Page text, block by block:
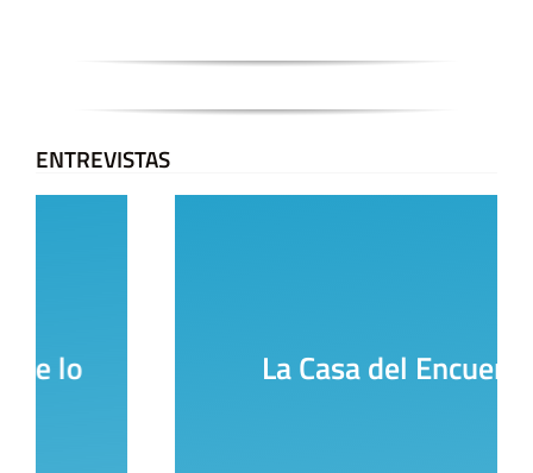
ENTREVISTAS
La Casa del Encuentro